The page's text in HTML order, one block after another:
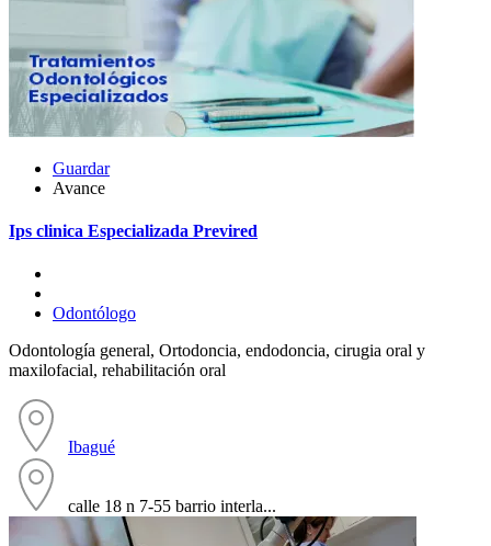
Guardar
Avance
Ips clinica Especializada Previred
Odontólogo
Odontología general, Ortodoncia, endodoncia, cirugia oral y
maxilofacial, rehabilitación oral
Ibagué
calle 18 n 7-55 barrio interla...